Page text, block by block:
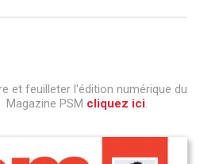
et feuilleter l'édition numérique du
Magazine PSM cliquez ici.